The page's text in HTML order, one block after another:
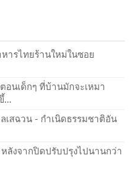
หารไทยร้านใหม่ในซอย
ตอนเด็กๆ ที่บ้านมักจะเหมา
...
เสฉวน - กำเนิดธรรมชาติอัน
หลังจากปิดปรับปรุงไปนานกว่า